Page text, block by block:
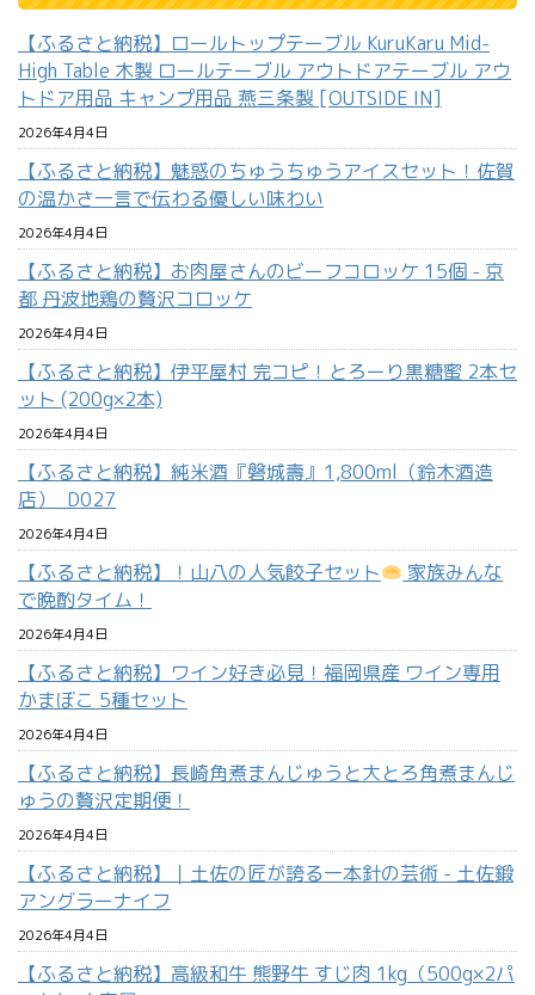
【ふるさと納税】ロールトップテーブル KuruKaru Mid-
High Table 木製 ロールテーブル アウトドアテーブル アウ
トドア用品 キャンプ用品 燕三条製 [OUTSIDE IN]
2026年4月4日
【ふるさと納税】魅惑のちゅうちゅうアイスセット！佐賀
の温かさ一言で伝わる優しい味わい
2026年4月4日
【ふるさと納税】お肉屋さんのビーフコロッケ 15個 - 京
都 丹波地鶏の贅沢コロッケ
2026年4月4日
【ふるさと納税】伊平屋村 完コピ！とろーり黒糖蜜 2本セ
ット (200g×2本)
2026年4月4日
【ふるさと納税】純米酒『磐城壽』1,800ml（鈴木酒造
店）_D027
2026年4月4日
【ふるさと納税】！山八の人気餃子セット
家族みんな
で晩酌タイム！
2026年4月4日
【ふるさと納税】ワイン好き必見！福岡県産 ワイン専用
かまぼこ 5種セット
2026年4月4日
【ふるさと納税】長崎角煮まんじゅうと大とろ角煮まんじ
ゅうの贅沢定期便！
2026年4月4日
【ふるさと納税】｜土佐の匠が誇る一本針の芸術 - 土佐鍛
アングラーナイフ
2026年4月4日
【ふるさと納税】高級和牛 熊野牛 すじ肉 1kg（500g×2パ